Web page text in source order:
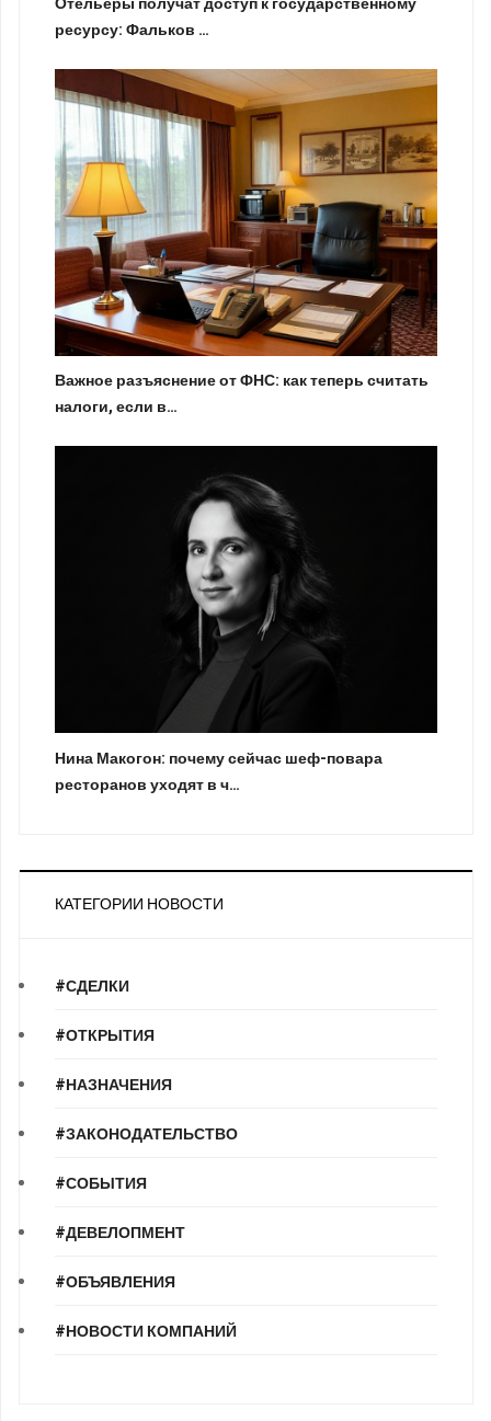
ресурсу: Фальков …
Важное разъяснение от ФНС: как теперь считать
налоги, если в…
Нина Макогон: почему сейчас шеф-повара
ресторанов уходят в ч…
КАТЕГОРИИ НОВОСТИ
#СДЕЛКИ
#ОТКРЫТИЯ
#НАЗНАЧЕНИЯ
#ЗАКОНОДАТЕЛЬСТВО
#СОБЫТИЯ
#ДЕВЕЛОПМЕНТ
#ОБЪЯВЛЕНИЯ
#НОВОСТИ КОМПАНИЙ